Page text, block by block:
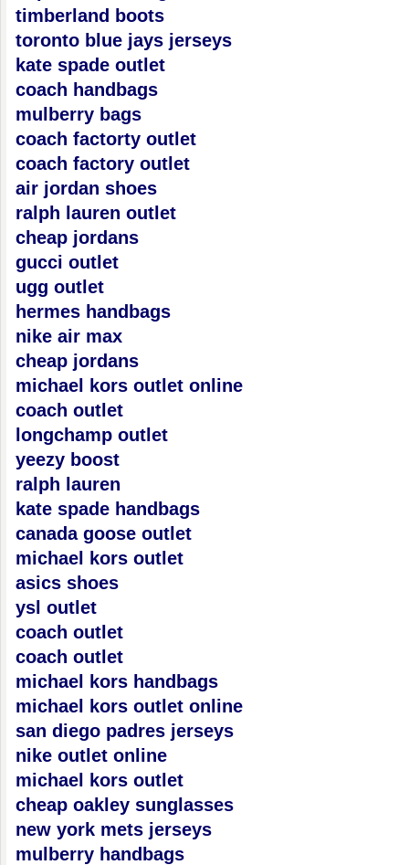
timberland boots
toronto blue jays jerseys
kate spade outlet
coach handbags
mulberry bags
coach factorty outlet
coach factory outlet
air jordan shoes
ralph lauren outlet
cheap jordans
gucci outlet
ugg outlet
hermes handbags
nike air max
cheap jordans
michael kors outlet online
coach outlet
longchamp outlet
yeezy boost
ralph lauren
kate spade handbags
canada goose outlet
michael kors outlet
asics shoes
ysl outlet
coach outlet
coach outlet
michael kors handbags
michael kors outlet online
san diego padres jerseys
nike outlet online
michael kors outlet
cheap oakley sunglasses
new york mets jerseys
mulberry handbags